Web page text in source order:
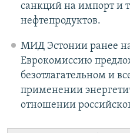
санкций на импорт и
нефтепродуктов.
МИД Эстонии ранее
Еврокомиссию
безотлагательном и
применении
отношении